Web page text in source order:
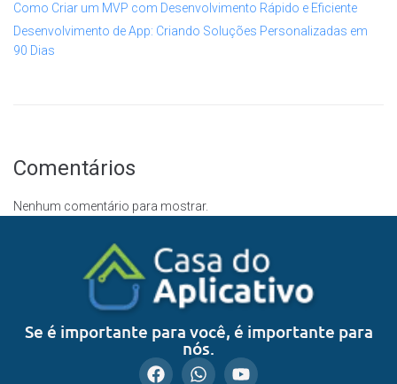
Como Criar um MVP com Desenvolvimento Rápido e Eficiente
Desenvolvimento de App: Criando Soluções Personalizadas em
90 Dias
Comentários
Nenhum comentário para mostrar.
Se é importante para você, é importante para
nós.